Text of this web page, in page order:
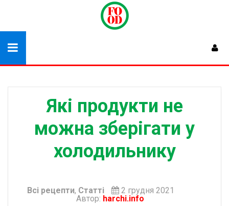
Які продукти не
можна зберігати у
холодильнику
Всі рецепти, Статті
2 грудня 2021
Автор: harchi.info